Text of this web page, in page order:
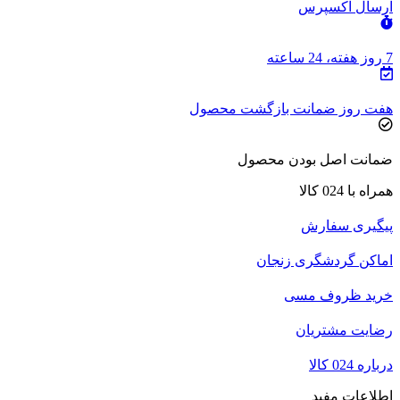
ارسال اکسپرس
7 روز هفته، 24 ساعته
هفت روز ضمانت بازگشت محصول
ضمانت اصل بودن محصول
همراه با 024 کالا
پیگیری سفارش
اماکن گردشگری زنجان
خرید ظروف مسی
رضایت مشتریان
درباره 024 کالا
اطلاعات مفید